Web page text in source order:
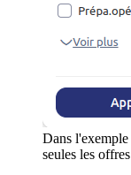
Dans
seules les